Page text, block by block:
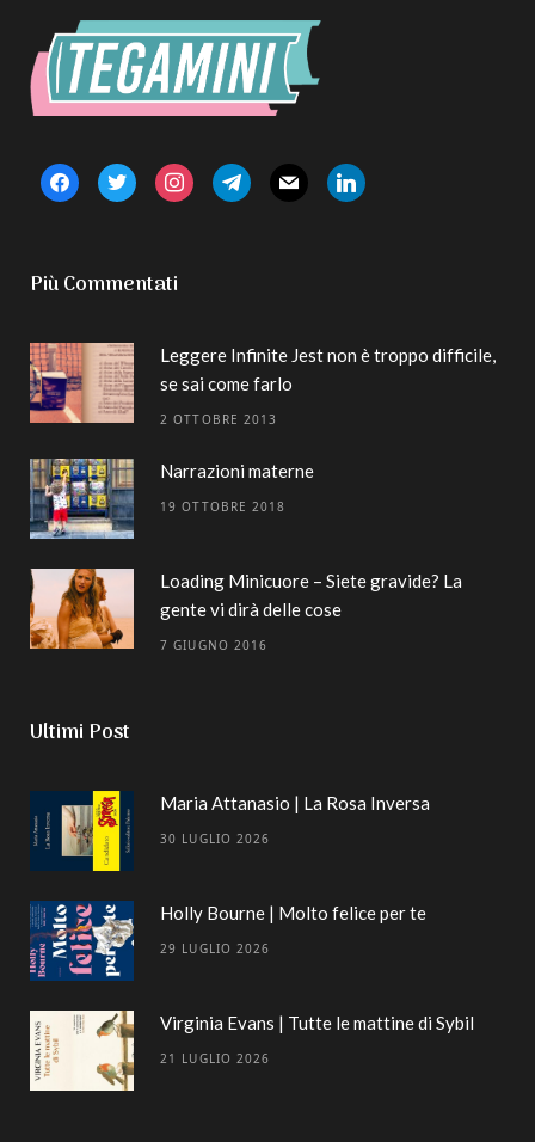
facebooktwitter instagramtelegrammail linkedin
Più Commentati
Leggere Infinite Jest non è troppo difficile,
se sai come farlo
2 OTTOBRE 2013
Narrazioni materne
19 OTTOBRE 2018
Loading Minicuore – Siete gravide? La
gente vi dirà delle cose
7 GIUGNO 2016
Ultimi Post
Maria Attanasio | La Rosa Inversa
30 LUGLIO 2026
Holly Bourne | Molto felice per te
29 LUGLIO 2026
Virginia Evans | Tutte le mattine di Sybil
21 LUGLIO 2026